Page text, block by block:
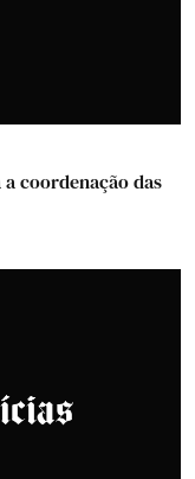
coordenação das